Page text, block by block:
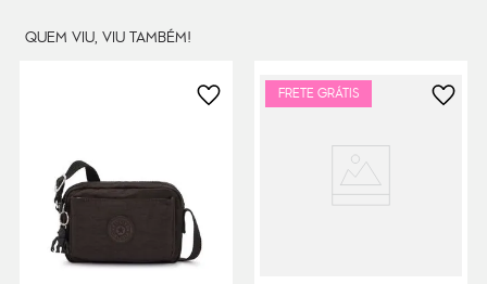
QUEM VIU, VIU TAMBÉM!
FRETE GRÁTIS